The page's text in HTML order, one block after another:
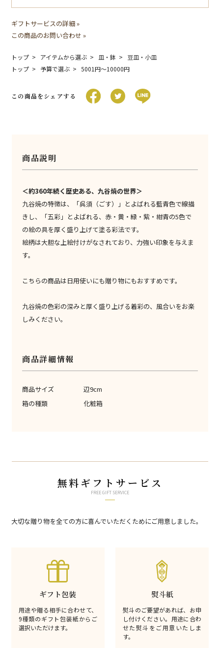
ギフトサービスの詳細 »
この商品のお問い合わせ »
トップ アイテムから選ぶ 皿・鉢
豆皿・小皿
トップ
予算で選ぶ 5001円〜10000円
この商品をシェアする
商品説明
＜約360年続く歴史ある、九谷焼の世界＞
九谷焼の特徴は、「呉須（ごす）」とよばれる藍青色で線描
きし、「五彩」とよばれる、赤・黄・緑・紫・紺青の5色で
の絵の具を厚く盛り上げて塗る彩法です。
絵柄は大胆な上絵付けがなされており、力強い印象を与えま
す。
こちらの商品は日用使いにも贈り物にもおすすめです。
九谷焼の色彩の深みと厚く盛り上げる着彩の、風合いをお楽
しみください。
商品詳細情報
商品サイズ
辺9cm
箱の種類
化粧箱
無料ギフトサービス
FREE GIFT SERVICE
大切な贈り物を全ての方に喜んでいただくためにご用意しました。
ギフト包装
用途や贈る相手に合わせて、
9種類のギフト包装紙からご
選択いただけます。
熨斗紙
熨斗のご要望があれば、お申
し付けください。用途に合わ
せた熨斗をご用意いたしま
す。